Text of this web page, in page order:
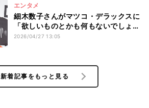
エンタメ
細木数子さんがマツコ・デラックスに
「欲しいものとかも何もないでしょ」
と聞くと…「やっぱり目の付け所が違
2026/04/27 13:05
新着記事をもっと見る